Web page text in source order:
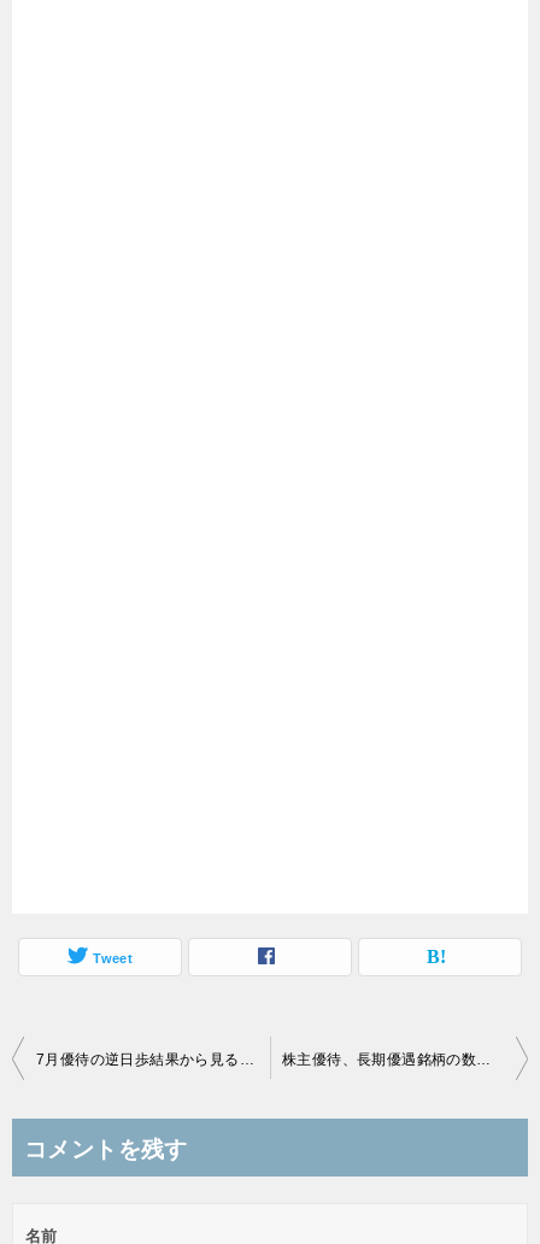
Tweet
投
ビ
7月優待の逆日歩結果から見る今後の優待クロス手法 株主優待、長期優遇銘柄の数がどんどん増える
コメントを残す
名前